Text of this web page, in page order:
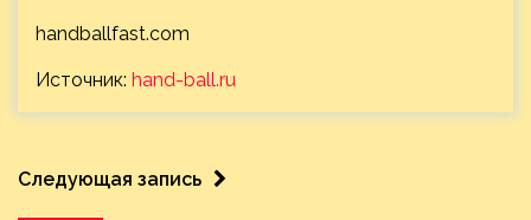
handballfast.com
Источник: hand-ball.ru
Следующая запись